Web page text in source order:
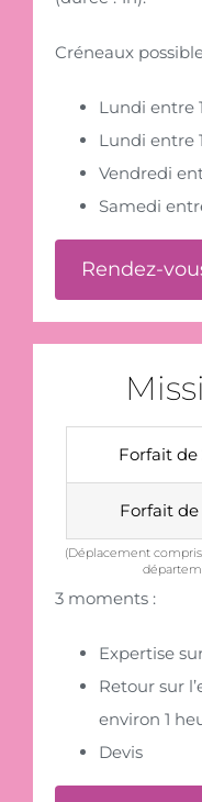
Créneaux
Lundi entre
Lundi entre
Vendredi
Samedi
Rendez-
Forfait de
Forfait de
(Déplacement
3 moments :
Expertise
Retour sur
environ 1
Devis